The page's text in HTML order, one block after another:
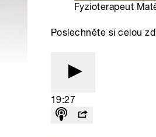
Fyzioterapeut
Poslechněte si celou
19:27